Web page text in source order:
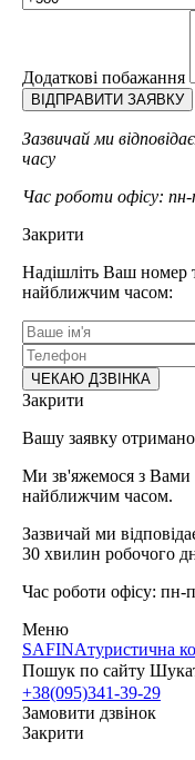
Додаткові побажання
Зазвичай ми
часу
Час роботи офісу:
Закрити
Надішліть Ваш номер
найближчим часом:
Закрити
Вашу заявку
Ми зв'яжемося з Вами
найближчим часом.
Зазвичай ми
30 хвилин робочого
Час роботи офісу: пн-
Меню
SAFINAтуристична
Пошук по сайту
+38(095)341-39-29
Замовити дзвінок
Закрити